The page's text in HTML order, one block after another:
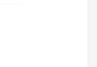
к любому
обеспечивает
FL-LED G4-COB